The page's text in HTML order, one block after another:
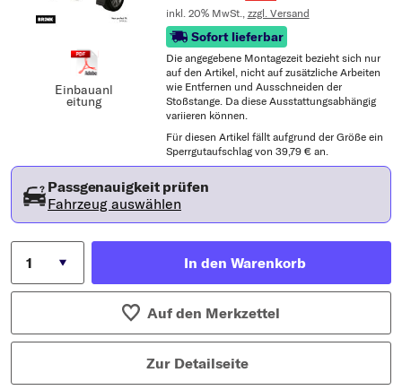
Einbauanl
eitung
inkl. 20% MwSt., zzgl. Versand
Sofort lieferbar
Die angegebene Montagezeit bezieht sich nur
auf den Artikel, nicht auf zusätzliche Arbeiten
wie Entfernen und Ausschneiden der
Stoßstange. Da diese Ausstattungsabhängig
variieren können.
Für diesen Artikel fällt aufgrund der Größe ein
Sperrgutaufschlag von 39,79 € an.
Passgenauigkeit prüfen
Fahrzeug auswählen
In den Warenkorb
Auf den Merkzettel
Zur Detailseite